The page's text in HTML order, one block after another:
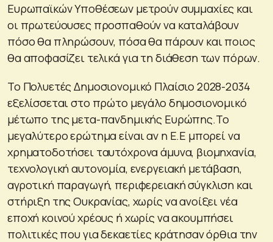
Ευρωπαϊκών Υποθέσεων μετρούν συμμαχίες και
οι πρωτεύουσες προσπαθούν να καταλάβουν
πόσο θα πληρώσουν, πόσα θα πάρουν και ποιος
θα αποφασίζει τελικά για τη διάθεση των πόρων.
Το Πολυετές Δημοσιονομικό Πλαίσιο 2028-2034
εξελίσσεται στο πρώτο μεγάλο δημοσιονομικό
μέτωπο της μετα-πανδημικής Ευρώπης.Το
μεγαλύτερο ερώτημα είναι αν η Ε.Ε μπορεί να
χρηματοδοτήσει ταυτόχρονα άμυνα, βιομηχανία,
τεχνολογική αυτονομία, ενεργειακή μετάβαση,
αγροτική παραγωγή, περιφερειακή σύγκλιση και
στήριξη της Ουκρανίας, χωρίς να ανοίξει νέα
εποχή κοινού χρέους ή χωρίς να ακουμπήσει
πολιτικές που για δεκαετίες κράτησαν όρθια την